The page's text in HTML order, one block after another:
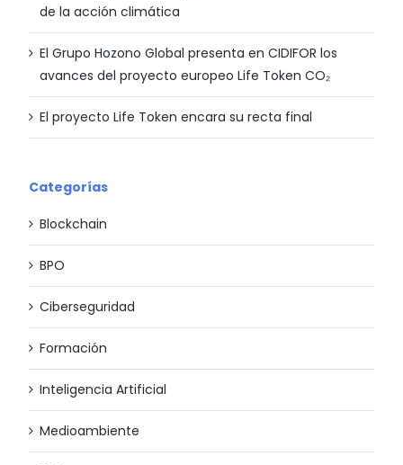
de la acción climática
El Grupo Hozono Global presenta en CIDIFOR los
avances del proyecto europeo Life Token CO₂
El proyecto Life Token encara su recta final
Categorías
Blockchain
BPO
Ciberseguridad
Formación
Inteligencia Artificial
Medioambiente